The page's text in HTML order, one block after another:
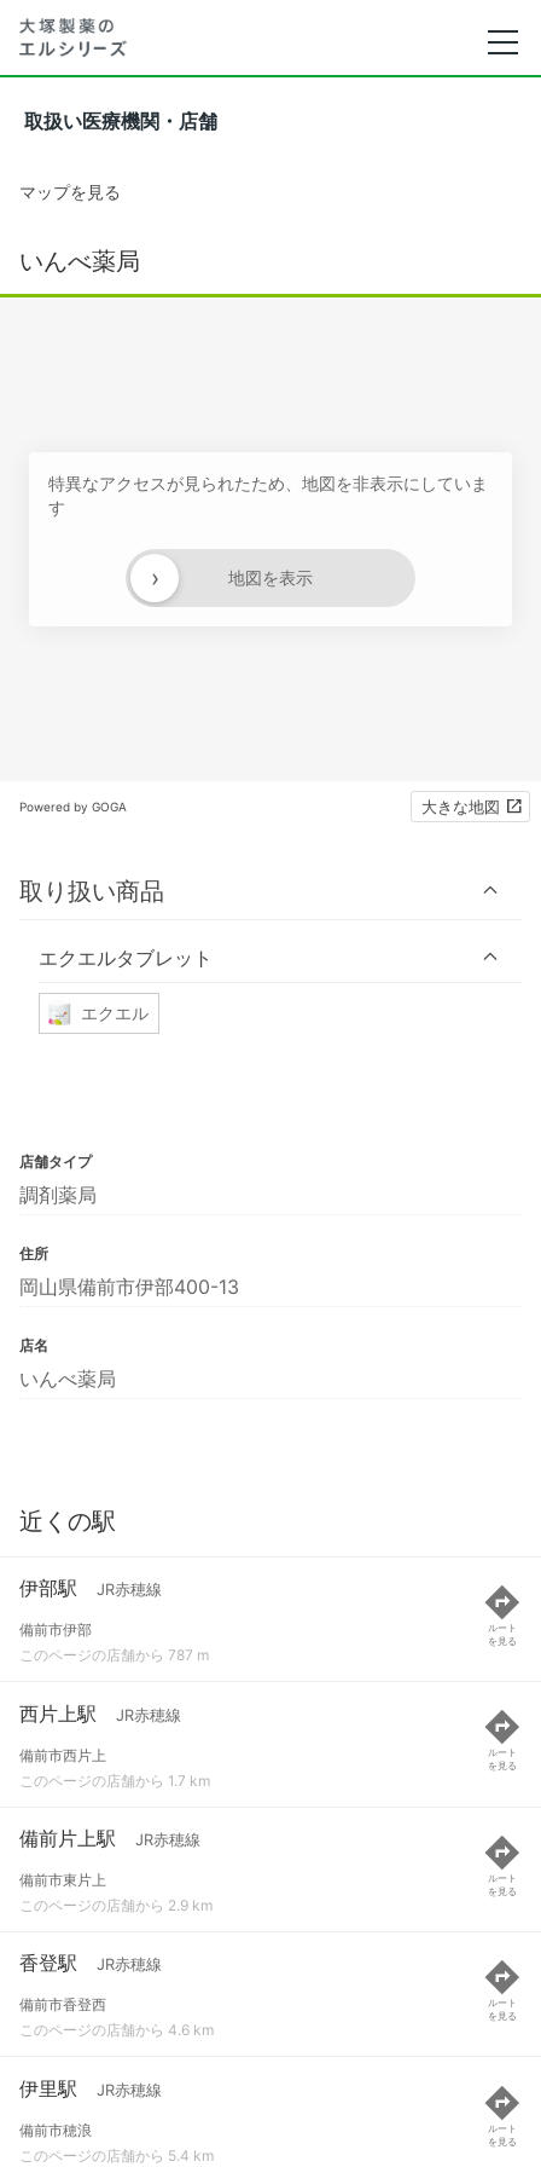
取扱い医療機関・店舗
マップを見る
いんべ薬局
特異なアクセスが見られたため、地図を非表示にしていま
す
地図を表示
›
Powered by GOGA 大きな地図
取り扱い商品
エクエルタブレット
エクエル
店舗タイプ
調剤薬局
住所
岡山県備前市伊部400-13
店名
いんべ薬局
近くの駅
伊部駅 JR赤穂線
備前市伊部
このページの店舗から 787 m
ルート
を見る
西片上駅 JR赤穂線
備前市西片上
このページの店舗から 1.7 km
ルート
を見る
備前片上駅 JR赤穂線
備前市東片上
このページの店舗から 2.9 km
ルート
を見る
香登駅 JR赤穂線
備前市香登西
このページの店舗から 4.6 km
ルート
を見る
伊里駅 JR赤穂線
備前市穂浪
このページの店舗から 5.4 km
ルート
を見る